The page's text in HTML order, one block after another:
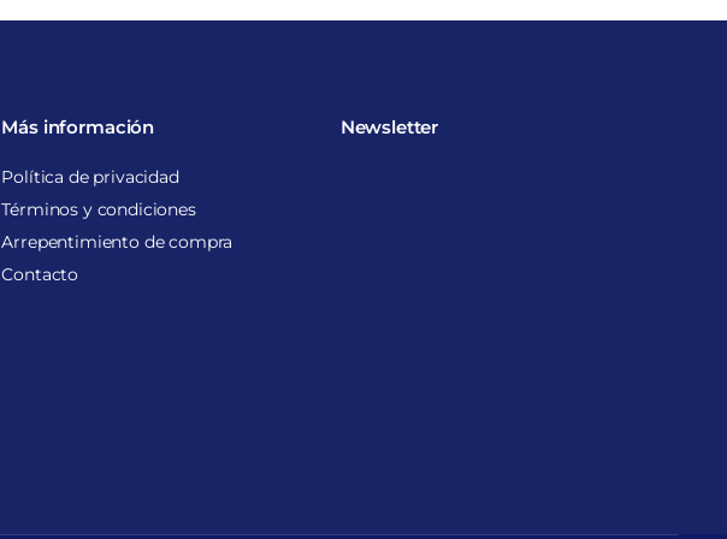
Más información
Política de privacidad
Términos y condiciones
Arrepentimiento de compra
Contacto
Newsletter